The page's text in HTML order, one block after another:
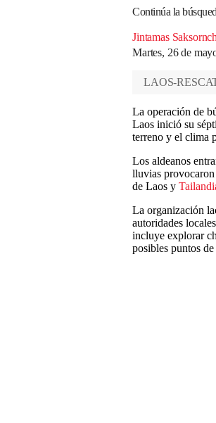
Continúa la
Jintamas
Martes, 26 de
LAOS-
La operación de
Laos inició su
terreno y el clima
Los aldeanos
lluvias provocaron
de Laos y
La organización
autoridades
incluye explorar
posibles puntos